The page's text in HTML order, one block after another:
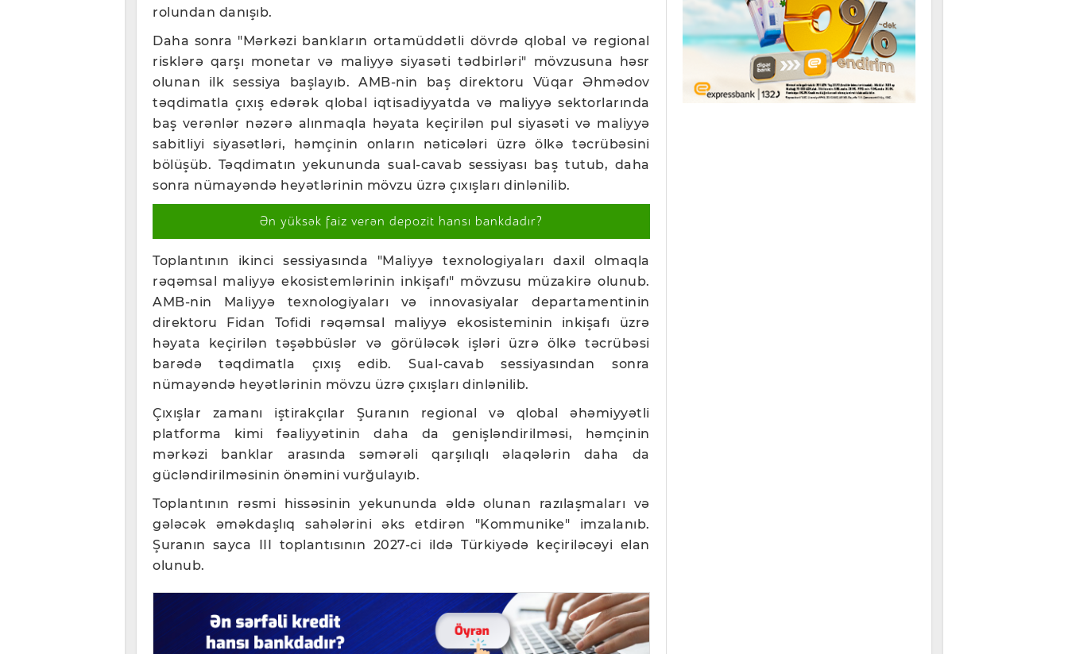
rolundan danışıb.
Daha sonra "Mərkəzi bankların ortamüddətli dövrdə qlobal və regional
risklərə qarşı monetar və maliyyə siyasəti tədbirləri" mövzusuna həsr
olunan ilk sessiya başlayıb. AMB-nin baş direktoru Vüqar Əhmədov
təqdimatla çıxış edərək qlobal iqtisadiyyatda və maliyyə sektorlarında
baş verənlər nəzərə alınmaqla həyata keçirilən pul siyasəti və maliyyə
sabitliyi siyasətləri, həmçinin onların nəticələri üzrə ölkə təcrübəsini
bölüşüb. Təqdimatın yekununda sual-cavab sessiyası baş tutub, daha
sonra nümayəndə heyətlərinin mövzu üzrə çıxışları dinlənilib.
Ən yüksək faiz verən depozit hansı bankdadır?
Toplantının ikinci sessiyasında "Maliyyə texnologiyaları daxil olmaqla
rəqəmsal maliyyə ekosistemlərinin inkişafı" mövzusu müzakirə olunub.
AMB-nin Maliyyə texnologiyaları və innovasiyalar departamentinin
direktoru Fidan Tofidi rəqəmsal maliyyə ekosisteminin inkişafı üzrə
həyata keçirilən təşəbbüslər və görüləcək işləri üzrə ölkə təcrübəsi
barədə təqdimatla çıxış edib. Sual-cavab sessiyasından sonra
nümayəndə heyətlərinin mövzu üzrə çıxışları dinlənilib.
Çıxışlar zamanı iştirakçılar Şuranın regional və qlobal əhəmiyyətli
platforma kimi fəaliyyətinin daha da genişləndirilməsi, həmçinin
mərkəzi banklar arasında səmərəli qarşılıqlı əlaqələrin daha da
gücləndirilməsinin önəmini vurğulayıb.
Toplantının rəsmi hissəsinin yekununda əldə olunan razılaşmaları və
gələcək əməkdaşlıq sahələrini əks etdirən "Kommunike" imzalanıb.
Şuranın sayca III toplantısının 2027-ci ildə Türkiyədə keçiriləcəyi elan
olunub.